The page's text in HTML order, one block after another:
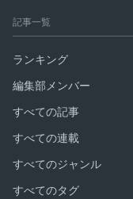
記事一覧
ランキング
編集部メンバー
すべての記事
すべての連載
すべてのジャンル
すべてのタグ